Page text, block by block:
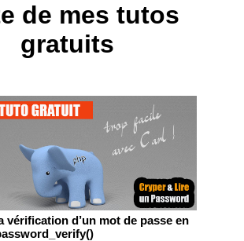
de mes tutos
gratuits
vérification d’un mot de passe en